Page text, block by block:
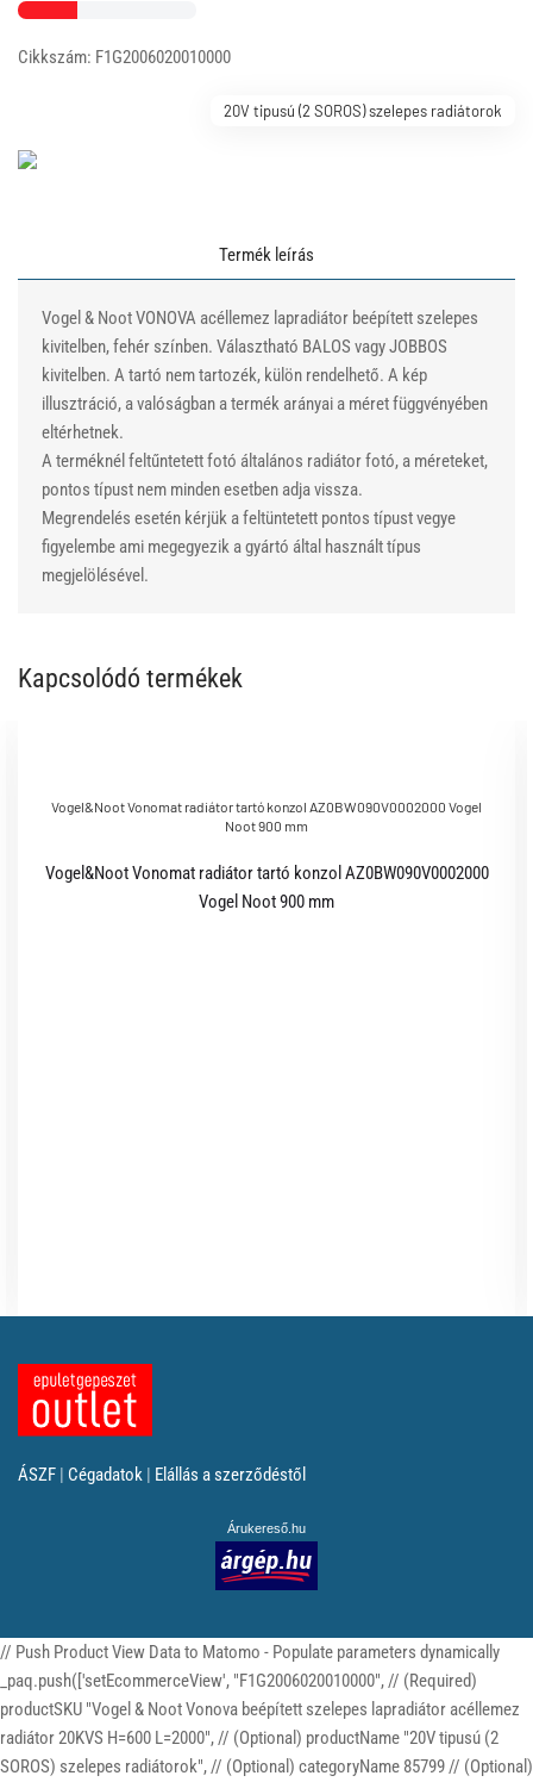
Cikkszám: F1G2006020010000
20V tipusú (2 SOROS) szelepes radiátorok
Termék leírás
Vogel & Noot VONOVA acéllemez lapradiátor beépített szelepes
kivitelben, fehér színben. Választható BALOS vagy JOBBOS
kivitelben. A tartó nem tartozék, külön rendelhető. A kép
illusztráció, a valóságban a termék arányai a méret függvényében
eltérhetnek.
A terméknél feltűntetett fotó általános radiátor fotó, a méreteket,
pontos típust nem minden esetben adja vissza.
Megrendelés esetén kérjük a feltüntetett pontos típust vegye
figyelembe ami megegyezik a gyártó által használt típus
megjelölésével.
Kapcsolódó termékek
Vogel&Noot Vonomat radiátor tartó konzol AZ0BW090V0002000 Vogel
Noot 900 mm
Vogel&Noot Vonomat radiátor tartó konzol AZ0BW090V0002000
Vogel Noot 900 mm
ÁSZF | Cégadatok | Elállás a szerződéstől
Árukereső.hu
// Push Product View Data to Matomo - Populate parameters dynamically
_paq.push(['setEcommerceView', "F1G2006020010000", // (Required)
productSKU "Vogel & Noot Vonova beépített szelepes lapradiátor acéllemez
radiátor 20KVS H=600 L=2000", // (Optional) productName "20V tipusú (2
SOROS) szelepes radiátorok", // (Optional) categoryName 85799 // (Optional)